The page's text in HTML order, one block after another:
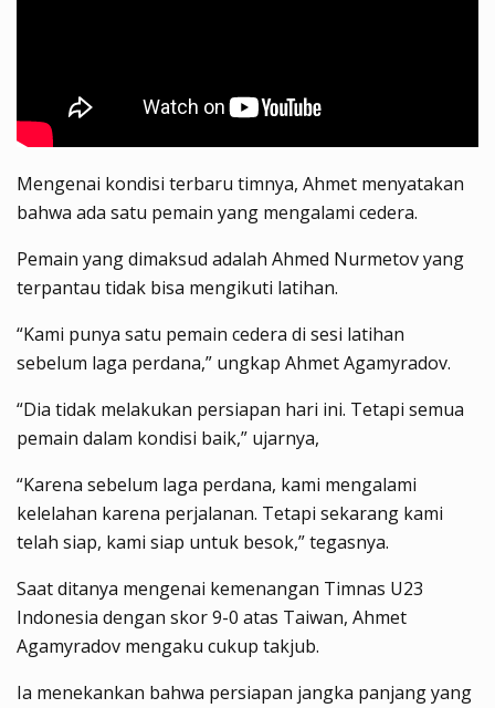
Mengenai kondisi terbaru timnya, Ahmet menyatakan
bahwa ada satu pemain yang mengalami cedera.
Pemain yang dimaksud adalah Ahmed Nurmetov yang
terpantau tidak bisa mengikuti latihan.
“Kami punya satu pemain cedera di sesi latihan
sebelum laga perdana,” ungkap Ahmet Agamyradov.
“Dia tidak melakukan persiapan hari ini. Tetapi semua
pemain dalam kondisi baik,” ujarnya,
“Karena sebelum laga perdana, kami mengalami
kelelahan karena perjalanan. Tetapi sekarang kami
telah siap, kami siap untuk besok,” tegasnya.
Saat ditanya mengenai kemenangan Timnas U23
Indonesia dengan skor 9-0 atas Taiwan, Ahmet
Agamyradov mengaku cukup takjub.
Ia menekankan bahwa persiapan jangka panjang yang